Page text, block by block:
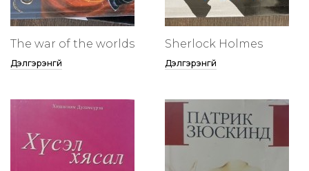
The war of the worlds
Дэлгэрэнгүй
Sherlock Holmes
Дэлгэрэнгүй